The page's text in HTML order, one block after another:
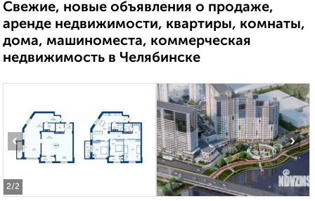
Свежие, новые объявления о продаже,
аренде недвижимости, квартиры, комнаты,
дома, машиноместа, коммерческая
недвижимость в Челябинске
2/2
‹ ›